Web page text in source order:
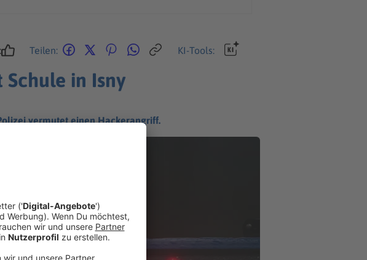
Teilen: KI-Tools:
in Isny
vermutet einen Hackerangriff.